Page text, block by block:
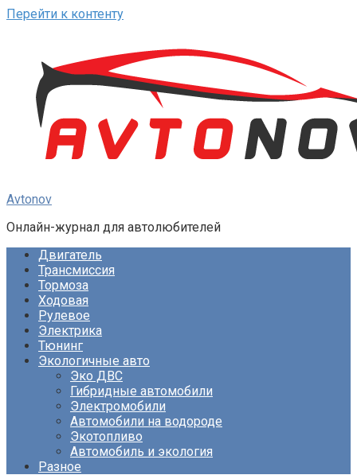
Перейти к контенту
Avtonov
Онлайн-журнал для автолюбителей
Двигатель
Трансмиссия
Тормоза
Ходовая
Рулевое
Электрика
Тюнинг
Экологичные авто
Эко ДВС
Гибридные автомобили
Электромобили
Автомобили на водороде
Экотопливо
Автомобиль и экология
Разное